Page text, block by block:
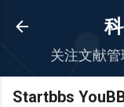
关注文献
Startbbs